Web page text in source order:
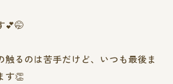
💕🤭
触るのは苦手だけど、いつも最後ま
す👏